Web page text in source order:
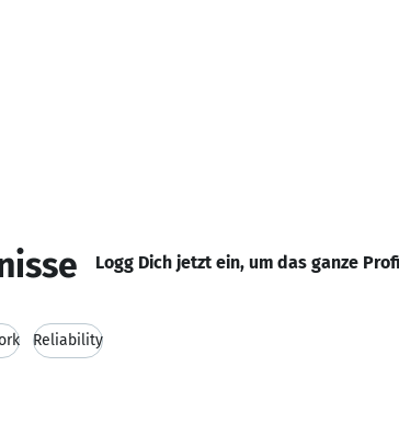
Logg Dich jetzt ein, um das ganze
Reliability